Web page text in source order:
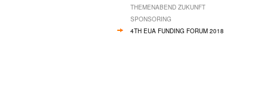
THEMENABEND ZUKUNFT
SPONSORING
4TH EUA FUNDING FORUM 2018